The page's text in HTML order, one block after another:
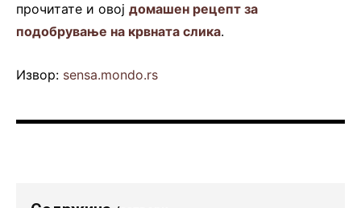
прочитате и овој домашен рецепт за
подобрување на крвната слика.
Извор: sensa.mondo.rs